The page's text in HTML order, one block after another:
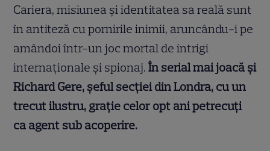
Cariera, misiunea și identitatea sa reală sunt
în antiteză cu pornirile inimii, aruncându-i pe
amândoi într-un joc mortal de intrigi
internaționale și spionaj.În serial mai joacă și
Richard Gere, șeful secției din Londra, cu un
trecut ilustru, grație celor opt ani petrecuți
ca agent sub acoperire.